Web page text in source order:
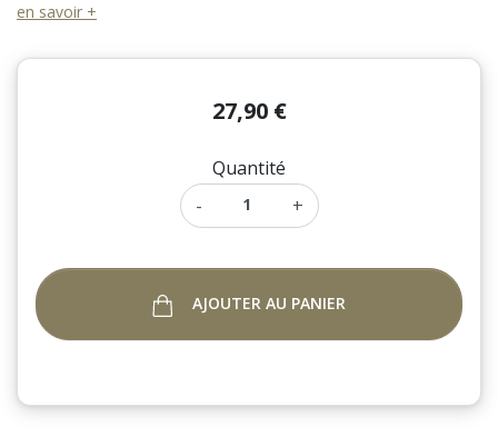
en savoir +
27,90 €
Quantité
-
+
AJOUTER AU PANIER